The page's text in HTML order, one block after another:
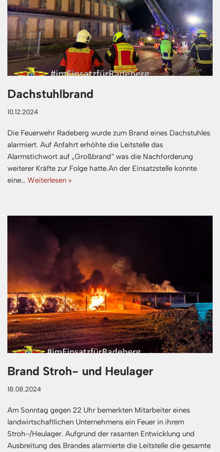
Dachstuhlbrand
10.12.2024
Die Feuerwehr Radeberg wurde zum Brand eines Dachstuhles
alarmiert. Auf Anfahrt erhöhte die Leitstelle das
Alarmstichwort auf „Großbrand“ was die Nachforderung
weiterer Kräfte zur Folge hatte.An der Einsatzstelle konnte
eine… Weiterlesen »
Brand Stroh- und Heulager
18.08.2024
Am Sonntag gegen 22 Uhr bemerkten Mitarbeiter eines
landwirtschaftlichen Unternehmens ein Feuer in ihrem
Stroh-/Heulager. Aufgrund der rasanten Entwicklung und
Ausbreitung des Brandes alarmierte die Leitstelle die gesamte